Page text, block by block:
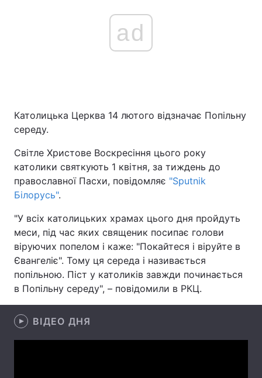
Головна
Україна Політика
Світ
Спорт Наука
Техно і зв'язок Лайт
Зброя
ad
Католицька Церква 14 лютого відзначає Попільну
середу.
Світле Христове Воскресіння цього року
католики святкують 1 квітня, за тиждень до
православної Пасхи, повідомляє "Sputnik
Білорусь".
"У всіх католицьких храмах цього дня пройдуть
меси, під час яких священик посипає голови
віруючих попелом і каже: "Покайтеся і віруйте в
Євангеліє". Тому ця середа і називається
попільною. Піст у католиків завжди починається
в Попільну середу", – повідомили в РКЦ.
ВІДЕО ДНЯ